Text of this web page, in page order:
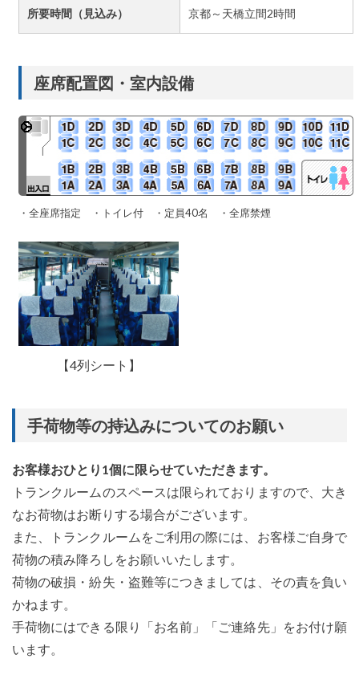
所要時間（見込み） 京都～天橋立間2時間
座席配置図・室内設備
・全座席指定 ・トイレ付 ・定員40名 ・全席禁煙
【4列シート】
手荷物等の持込みについてのお願い
お客様おひとり1個に限らせていただきます。
トランクルームのスペースは限られておりますので、大き
なお荷物はお断りする場合がございます。
また、トランクルームをご利用の際には、お客様ご自身で
荷物の積み降ろしをお願いいたします。
荷物の破損・紛失・盗難等につきましては、その責を負い
かねます。
手荷物にはできる限り「お名前」「ご連絡先」をお付け願
います。